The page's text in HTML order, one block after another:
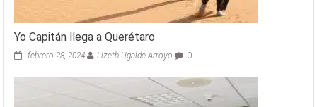
Yo Capitán llega a Querétaro
febrero 28, 2024 Lizeth Ugalde Arroyo 0